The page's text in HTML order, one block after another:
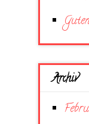
Archiv